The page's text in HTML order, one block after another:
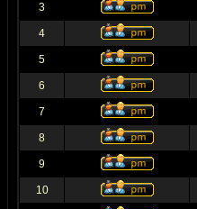
3
4
5
6
7
8
9
10